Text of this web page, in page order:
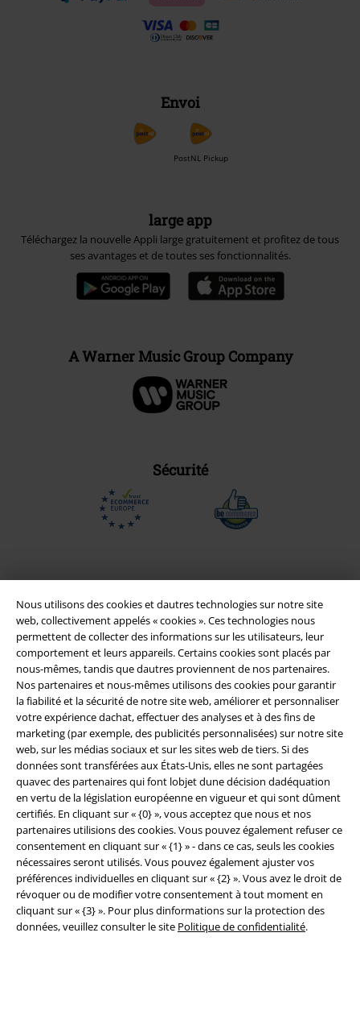
Nous utilisons des cookies et dautres technologies sur notre site
web, collectivement appelés « cookies ». Ces technologies nous
permettent de collecter des informations sur les utilisateurs, leur
comportement et leurs appareils. Certains cookies sont placés par
nous-mêmes, tandis que dautres proviennent de nos partenaires.
Nos partenaires et nous-mêmes utilisons des cookies pour garantir
la fiabilité et la sécurité de notre site web, améliorer et personnaliser
votre expérience dachat, effectuer des analyses et à des fins de
marketing (par exemple, des publicités personnalisées) sur notre site
web, sur les médias sociaux et sur les sites web de tiers. Si des
données sont transférées aux États-Unis, elles ne sont partagées
quavec des partenaires qui font lobjet dune décision dadéquation
en vertu de la législation européenne en vigueur et qui sont dûment
certifiés. En cliquant sur « {0} », vous acceptez que nous et nos
partenaires utilisions des cookies. Vous pouvez également refuser ce
consentement en cliquant sur « {1} » - dans ce cas, seuls les cookies
nécessaires seront utilisés. Vous pouvez également ajuster vos
préférences individuelles en cliquant sur « {2} ». Vous avez le droit de
révoquer ou de modifier votre consentement à tout moment en
cliquant sur « {3} ». Pour plus dinformations sur la protection des
données, veuillez consulter le site Politique de confidentialité.
Envoi
PostNL Pickup
large app
Téléchargez la nouvelle Appli large gratuitement et profitez de tous
ses avantages et de toutes ses fonctionnalités.
A Warner Music Group Company
Sécurité
Légal
Conditions générales
Éditeur
Clauses de confidentialité
Élimination des déchets et protection de l'environnement
Déclaration de Conformité
Informations sur l'accessibilité